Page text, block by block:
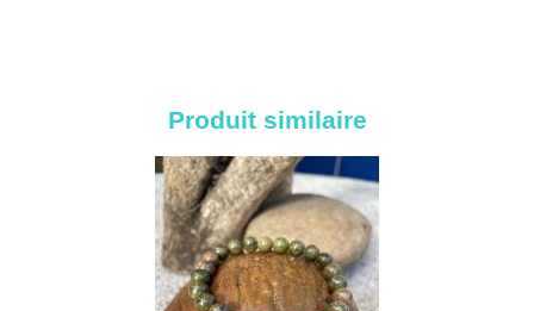
Produit similaire